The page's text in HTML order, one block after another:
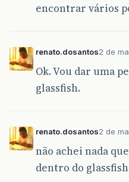
encontrar vários
renato.dosantos2 de
Ok. Vou dar uma
glassfish.
renato.dosantos2 de
não achei nada
dentro do